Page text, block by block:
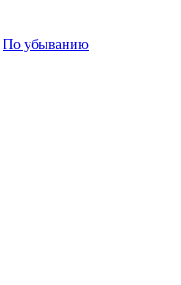
По убыванию